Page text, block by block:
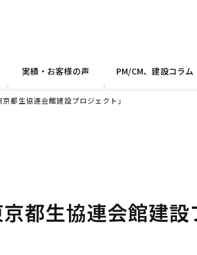
実績・お客様の声 PM/CM、建設コラム
都生協連会館建設プロジェクト」
都生協連会館建設